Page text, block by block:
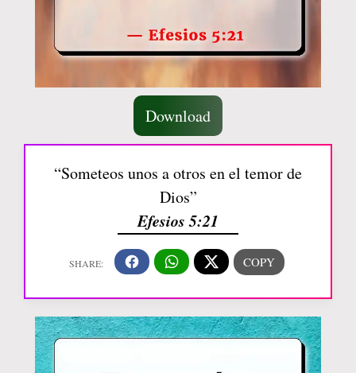
Download
“Someteos unos a otros en el temor de
Dios”
Efesios 5:21